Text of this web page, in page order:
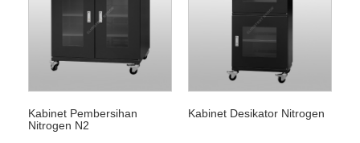
Kabinet Pembersihan
Nitrogen N2
Kabinet Desikator Nitrogen